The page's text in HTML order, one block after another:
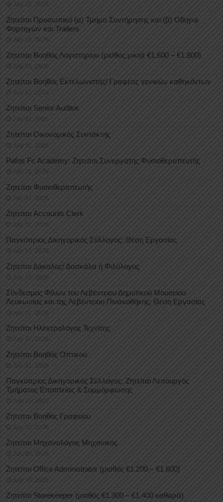
July 31, 2026
Ζητείται Προσωπικό (α) Τμήμα Συντήρησης και (β) Οδηγοί
Φορτηγών και Trailers
July 31, 2026
Ζητείται Βοηθός Λογιστηρίου (μισθός μικτά €1.600 – €1.800)
July 31, 2026
Ζητείται Βοηθός Εκτελωνιστής/ Γραφέας γενικών καθηκόντων
July 31, 2026
Ζητείται Senior Auditor
July 31, 2026
Ζητείται Οικονομικός Συντάκτης
July 31, 2026
Pafos Fc Academy: Ζητείται Συνεργάτης Φυσιοθεραπευτής
July 31, 2026
Ζητείται Φυσιοθεραπευτής
July 31, 2026
Ζητείται Accounts Clerk
July 31, 2026
Παγκύπριος Δικηγορικός Σύλλογος: Θέση Εργασίας
July 31, 2026
Ζητείται Δάκαλος/ Δασκάλα ή Φιλόλογος
July 31, 2026
Σύνδεσμος Φίλων του Λεβέντειου Δημοτικού Μουσείου
Λευκωσίας και της Λεβέντειου Πινακοθήκης: Θέση Εργασίας
July 31, 2026
Ζητείται Ηλεκτρολόγος Τεχνίτης
July 31, 2026
Ζητείται Βοηθός Οπτικού
July 31, 2026
Παγκύπριος Δικηγορικός Σύλλογος: Ζητείται Λειτουργός
Τμήματος Εποπτείας & Συμμόρφωσης
July 31, 2026
Ζητείται Βοηθός Γραφείου
July 30, 2026
Ζητείται Μηχανολόγος Μηχανικός
July 30, 2026
Ζητείται Office Administrator (μισθός €1.200 – €1.600)
July 30, 2026
Ζητείται Storekeeper (μισθός €1.300 – €1.400 καθαρά)